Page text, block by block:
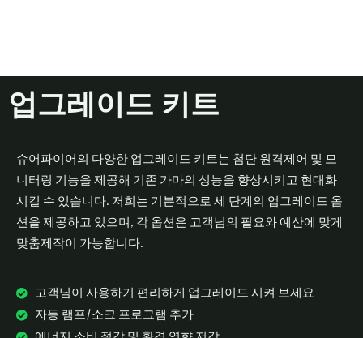
업그레이드 키트
슈어파이어의 다양한 업그레이드 키트는 첨단 원격제어 및 모
니터링 기능을 제공해 기존 가마의 성능을 향상시키고 현대화
시킬 수 있습니다. 저희는 기본적으로 세 단계의 업그레이드 옵
션을 제공하고 있으며, 각 옵션은 고객님의 필요와 예산에 맞게
맞춤제작이 가능합니다.
고객님이 사용하기 편리하게 업그레이드 시켜 보세요
자동 램프/소크 프로그램 추가